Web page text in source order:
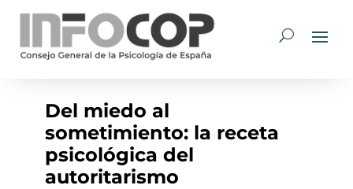
Del miedo al
sometimiento: la receta
psicológica del
autoritarismo